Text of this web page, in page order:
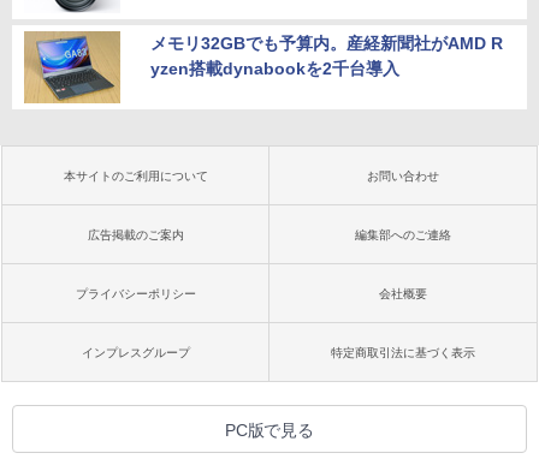
メモリ32GBでも予算内。産経新聞社がAMD R
yzen搭載dynabookを2千台導入
本サイトのご利用について お問い合わせ
広告掲載のご案内 編集部へのご連絡
プライバシーポリシー 会社概要
インプレスグループ 特定商取引法に基づく表示
PC版で見る